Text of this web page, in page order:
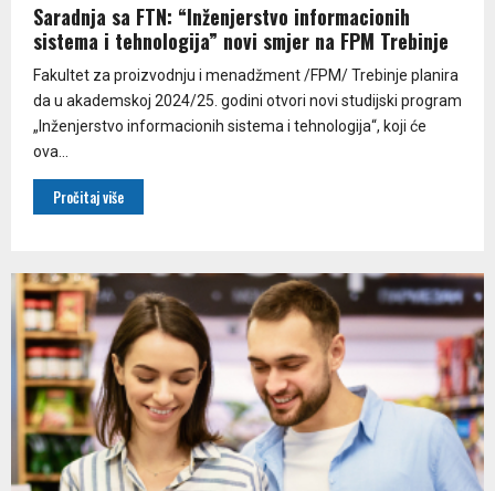
Saradnja sa FTN: “Inženjerstvo informacionih
sistema i tehnologija” novi smjer na FPM Trebinje
Fakultet za proizvodnju i menadžment /FPM/ Trebinje planira
da u akademskoj 2024/25. godini otvori novi studijski program
„Inženjerstvo informacionih sistema i tehnologija“, koji će
ova...
Pročitaj više